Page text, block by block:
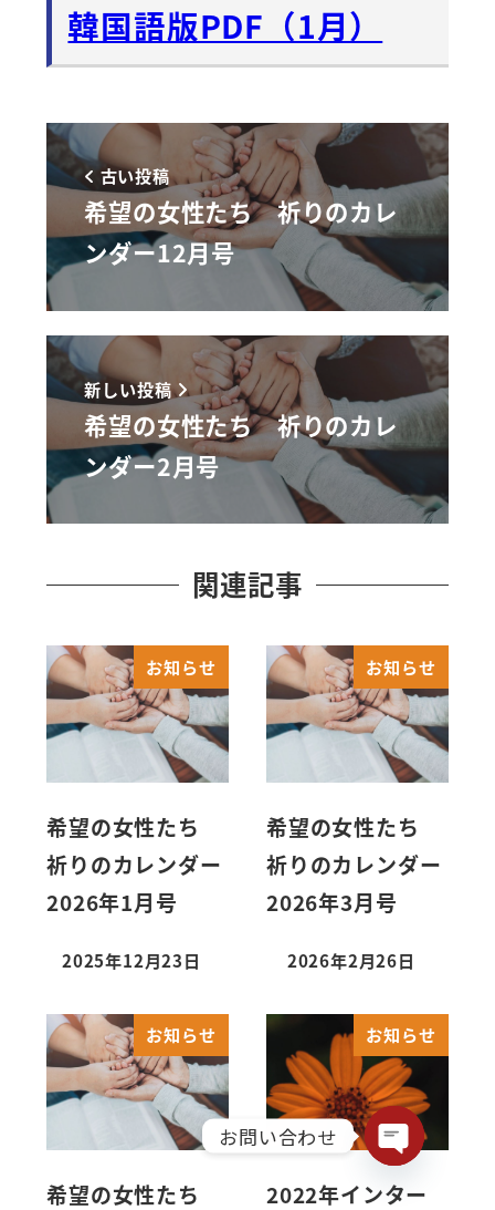
韓国語版PDF（1月）
古い投稿
希望の女性たち 祈りのカレ
ンダー12月号
新しい投稿
希望の女性たち 祈りのカレ
ンダー2月号
関連記事
お知らせ
希望の女性たち
祈りのカレンダー
2026年1月号
2025年12月23日
お知らせ
希望の女性たち
祈りのカレンダー
2026年3月号
2026年2月26日
お知らせ
希望の女性たち
お知らせ
2022年インター
お問い合わせ
Open chaty